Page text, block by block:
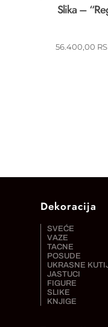
Slika –
56.400,00
Dekoracija
SVEĆE
VAZE
TACNE
POSUDE
UKRASNE
JASTUCI
FIGURE
SLIKE
KNJIGE